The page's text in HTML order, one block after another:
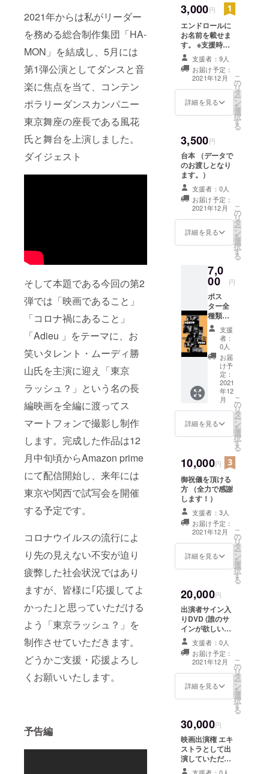
2021年からは私がリーダー
を務める総合制作集団「HA-
MON」を結成し、5月には
第1弾公演としてダンスと音
楽に焦点を当て、コンテン
ポラリーダンスカンパニー
東京舞座の座長である風花
氏と舞台を上演しました。
ダイジェスト
そして本題である今回の第2
弾では「映画であること」
「コロナ禍にあること」
「Adieu 」をテーマに、お
笑いタレント・ムーディ勝
山氏を主演に迎え「東京
ラッシュ？」という名の長
編映画を全編に渡ってス
マートフォンで撮影し制作
します。完成した作品は12
月中旬頃からAmazon prime
にて配信開始し、来年には
東京や関西で試写会を開催
する予定です。
コロナウイルスの流行によ
り先の見えない不安が迫り
疲弊した社会状況ではあり
ますが、皆様に｢応援してよ
かった｣と思っていただける
よう「東京ラッシュ？」を
制作させていただきます。
どうかご支援・応援よろし
くお願いいたします。
予告編
3,000円
エンドロールに
お名前を載せま
す。 ※支援時に
必ず備考欄にご
希望のお名前を
ご記入くださ
い。記入がない
場合は
CAMPFIREにて
きますのでご了
承ください。ま
た、特定の人物
を比喩するお名
前や公序良俗に
反するお名前は
掲載をお断りす
る事が御座いま
す、ご注意くだ
さい。
支援者：9人
お届け予定：
2021年12月
詳細を見る
こ
の
リ
タ
ー
ン
を
選
択
す
る
3,500円
台本 （データで
のお渡しとなり
ます。）
支援者：0人
お届け予定：
2021年12月
詳細を見る
こ
の
リ
タ
ー
ン
を
選
択
す
る
7,0
00 円
ポス
ター全
種類（5
種類程
度） 下
記のよ
うなポ
スター
をお届
けしま
す。 ポ
スター
は数10
種類ご
ざいま
す。そ
らラン
ダムで
選ばせ
て頂き
ます。
サイズ
は基本
A4とな
りま
す。
（大き
方は備
考欄に
てお申
し付け
くださ
い。）
支援
者：
0人
お届
け予
定：
2021
年12
月
詳細を見る
こ
の
リ
タ
ー
ン
を
選
択
す
る
10,000円
御祝儀を頂ける
方 （全力で感謝
します！）
支援者：3人
お届け予定：
2021年12月
詳細を見る
こ
の
リ
タ
ー
ン
を
選
択
す
る
20,000円
出演者サイン入
りDVD (誰のサ
インが欲しいか
は備考欄に書い
てください。）
支援者：0人
お届け予定：
2021年12月
詳細を見る
こ
の
リ
タ
ー
ン
を
選
択
す
る
30,000円
映画出演権 エキ
ストラとして出
演していただけ
ます。 ９月６、
支援者：0人